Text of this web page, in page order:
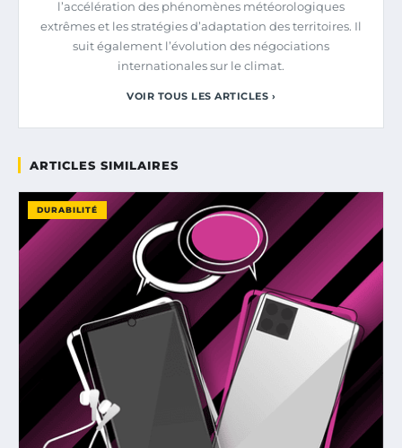
l’accélération des phénomènes météorologiques
extrêmes et les stratégies d’adaptation des territoires. Il
suit également l’évolution des négociations
internationales sur le climat.
VOIR TOUS LES ARTICLES ›
ARTICLES SIMILAIRES
DURABILITÉ